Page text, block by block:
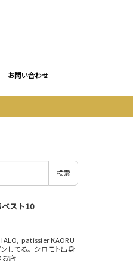
お問い合わせ
検索
スト10
patissier KAORU
してる。シロモト出身
お店